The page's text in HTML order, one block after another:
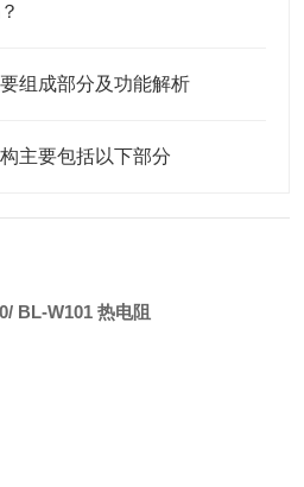
组成部分及功能解析
主要包括以下部分
BL-W101 热电阻